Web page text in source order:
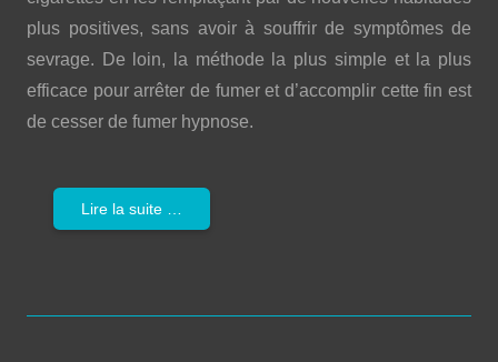
plus positives, sans avoir à souffrir de symptômes de
sevrage. De loin, la méthode la plus simple et la plus
efficace pour arrêter de fumer et d’accomplir cette fin est
de cesser de fumer hypnose.
Lire la suite …